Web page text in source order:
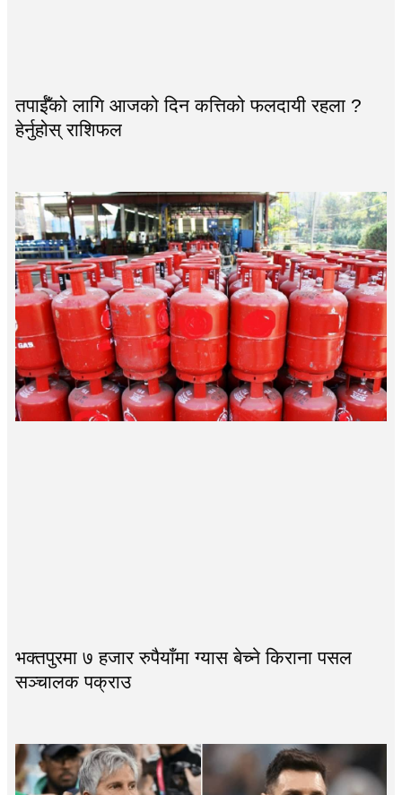
तपाईँको लागि आजको दिन कत्तिको फलदायी रहला ?
हेर्नुहोस् राशिफल
भक्तपुरमा ७ हजार रुपैयाँमा ग्यास बेच्ने किराना पसल
सञ्चालक पक्राउ